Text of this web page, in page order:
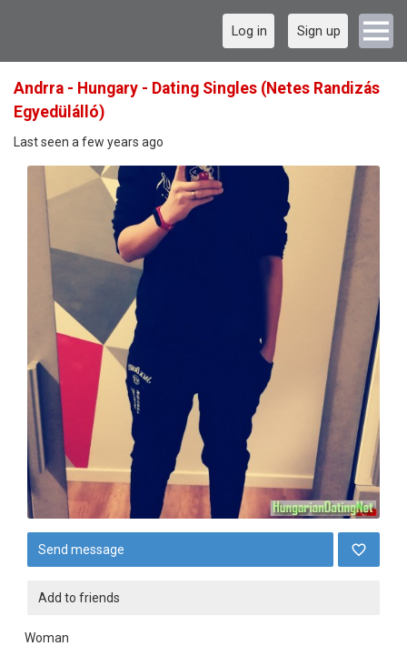
Log in Sign up
Andrra - Hungary - Dating Singles (Netes Randizás
Egyedülálló)
Last seen a few years ago
Send message
Add to friends
Woman